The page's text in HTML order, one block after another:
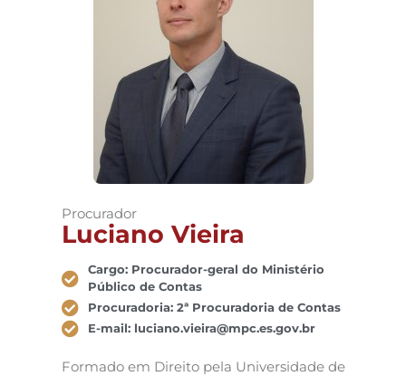
Procurador
Luciano Vieira
Cargo: Procurador-geral do Ministério
Público de Contas
Procuradoria: 2ª Procuradoria de Contas
E-mail: luciano.vieira@mpc.es.gov.br
Formado em Direito pela Universidade de